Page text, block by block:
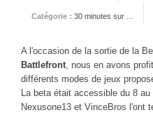
Catégorie : 30 minutes sur ...
A l'occasion de la sortie de la
Battlefront, nous en avons
différents modes de jeux
La beta était accessible du 8
Nexusone13 et VinceBros l'ont